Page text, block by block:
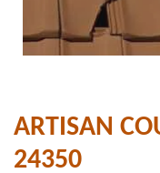
ARTISAN
24350